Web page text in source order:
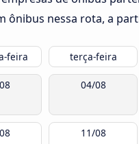
ônibus nessa rota, a
feira terça-feira
04/08
11/08